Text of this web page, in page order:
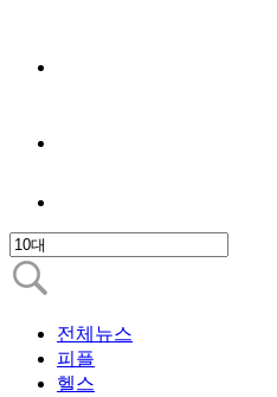
전체뉴스
피플
헬스